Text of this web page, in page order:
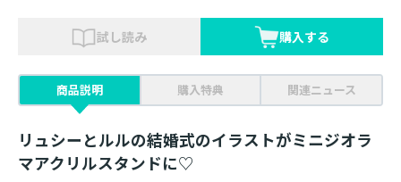
試し読み 購入する
商品説明 購入特典 関連ニュース
リュシーとルルの結婚式のイラストがミニジオラ
マアクリルスタンドに♡